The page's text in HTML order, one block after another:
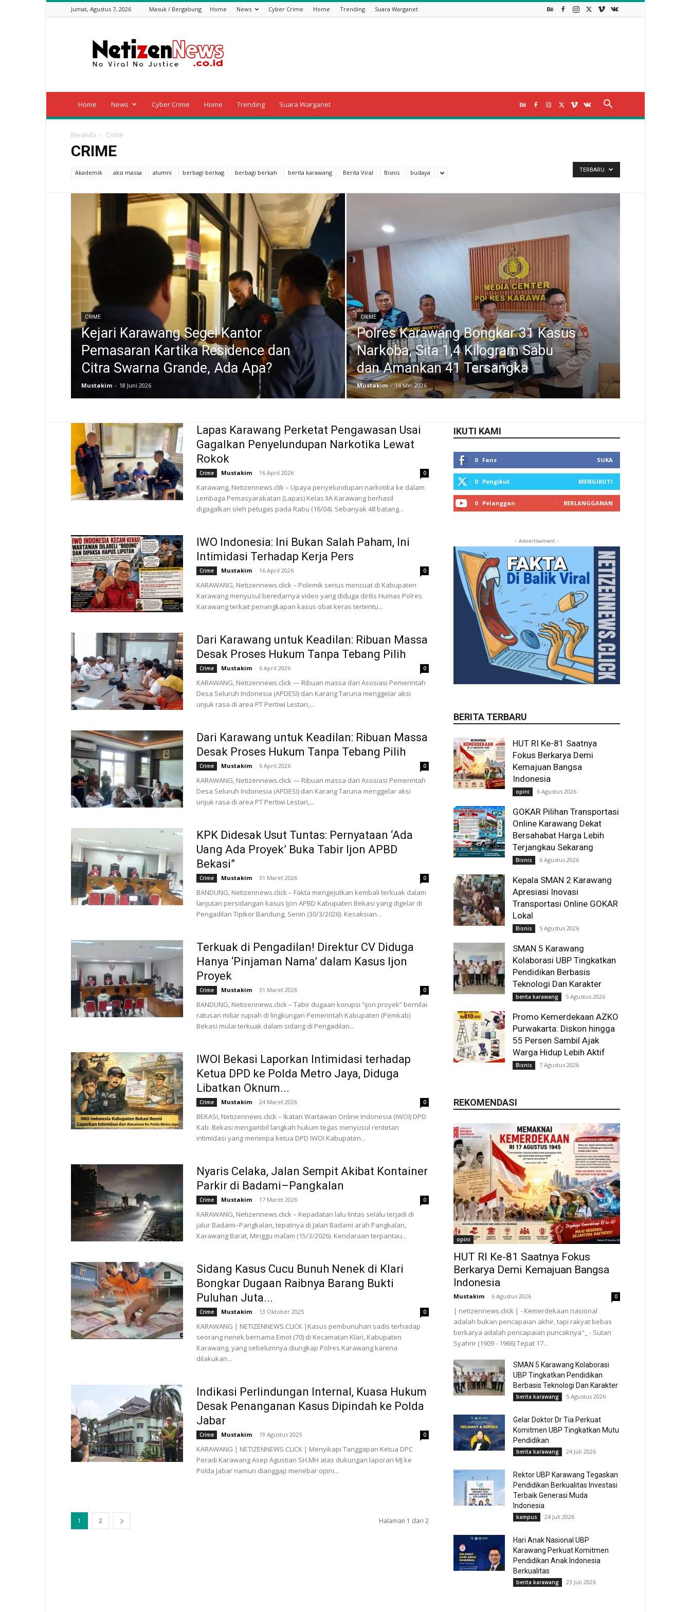
Jumat, Agustus 7, 2026 Masuk / Bergabung Home News Cyber Crime Home Trending Suara Warganet
News
Home News Cyber Crime Home Trending Suara Warganet
Beranda Crime
CRIME
Akademik aksi massa alumni berbagi berkag berbagi berkah berita karawang Berita Viral Bisnis budaya TERBARU
CRIME
Kejari Karawang Segel Kantor
Pemasaran Kartika Residence dan
Citra Swarna Grande, Ada Apa?
Mustakim - 18 Juni 2026
CRIME
Polres Karawang Bongkar 31 Kasus
Narkoba, Sita 1,4 Kilogram Sabu
dan Amankan 41 Tersangka
Mustakim - 14 Mei 2026
Lapas Karawang Perketat Pengawasan Usai
Gagalkan Penyelundupan Narkotika Lewat
Rokok
Crime Mustakim - 16 April 2026 0
Karawang, Netizennews.clik – Upaya penyelundupan narkotika ke dalam
Lembaga Pemasyarakatan (Lapas) Kelas IIA Karawang berhasil
digagalkan oleh petugas pada Rabu (16/04). Sebanyak 48 batang...
IWO Indonesia: Ini Bukan Salah Paham, Ini
Intimidasi Terhadap Kerja Pers
Crime Mustakim - 16 April 2026 0
KARAWANG, Netizennews.click – Polemik serius mencuat di Kabupaten
Karawang menyusul beredarnya video yang diduga dirilis Humas Polres
Karawang terkait penangkapan kasus obat keras tertentu...
Dari Karawang untuk Keadilan: Ribuan Massa
Desak Proses Hukum Tanpa Tebang Pilih
Crime Mustakim - 6 April 2026 0
KARAWANG, Netizennews.click — Ribuan massa dari Asosiasi Pemerintah
Desa Seluruh Indonesia (APDESI) dan Karang Taruna menggelar aksi
unjuk rasa di area PT Pertiwi Lestari,...
Dari Karawang untuk Keadilan: Ribuan Massa
Desak Proses Hukum Tanpa Tebang Pilih
Crime Mustakim - 6 April 2026 0
KARAWANG, Netizennews.click — Ribuan massa dari Asosiasi Pemerintah
Desa Seluruh Indonesia (APDESI) dan Karang Taruna menggelar aksi
unjuk rasa di area PT Pertiwi Lestari,...
KPK Didesak Usut Tuntas: Pernyataan ‘Ada
Uang Ada Proyek’ Buka Tabir Ijon APBD
Bekasi”
Crime Mustakim - 31 Maret 2026 0
BANDUNG, Netizennews.click – Fakta mengejutkan kembali terkuak dalam
lanjutan persidangan kasus Ijon APBD Kabupaten Bekasi yang digelar di
Pengadilan Tipikor Bandung, Senin (30/3/2026). Kesaksian...
Terkuak di Pengadilan! Direktur CV Diduga
Hanya ‘Pinjaman Nama’ dalam Kasus Ijon
Proyek
Crime Mustakim - 31 Maret 2026 0
BANDUNG, Netizennews.click – Tabir dugaan korupsi “ijon proyek” bernilai
ratusan miliar rupiah di lingkungan Pemerintah Kabupaten (Pemkab)
Bekasi mulai terkuak dalam sidang di Pengadilan...
IWOI Bekasi Laporkan Intimidasi terhadap
Ketua DPD ke Polda Metro Jaya, Diduga
Libatkan Oknum...
Crime Mustakim - 24 Maret 2026 0
BEKASI, Netizennews.click – Ikatan Wartawan Online Indonesia (IWOI) DPD
Kab. Bekasi mengambil langkah hukum tegas menyusul rentetan
intimidasi yang menimpa ketua DPD IWOI Kabupaten...
Nyaris Celaka, Jalan Sempit Akibat Kontainer
Parkir di Badami–Pangkalan
Crime Mustakim - 17 Maret 2026 0
KARAWANG, Netizennews.click – Kepadatan lalu lintas selalu terjadi di
jalur Badami–Pangkalan, tepatnya di Jalan Badami arah Pangkalan,
Karawang Barat, Minggu malam (15/3/2026). Kendaraan terpantau...
Sidang Kasus Cucu Bunuh Nenek di Klari
Bongkar Dugaan Raibnya Barang Bukti
Puluhan Juta...
Crime Mustakim - 13 Oktober 2025 0
KARAWANG | NETIZENNEWS.CLICK |Kasus pembunuhan sadis terhadap
seorang nenek bernama Emot (70) di Kecamatan Klari, Kabupaten
Karawang, yang sebelumnya diungkap Polres Karawang karena
dilakukan...
Indikasi Perlindungan Internal, Kuasa Hukum
Desak Penanganan Kasus Dipindah ke Polda
Jabar
Crime Mustakim - 19 Agustus 2025 0
KARAWANG | NETIZENNEWS.CLICK | Menyikapi Tanggapan Ketua DPC
Peradi Karawang Asep Agustian SH.MH atas dukungan laporan MJ ke
Polda Jabar namun dianggap menebar opini...
1 2 Halaman 1 dari 2
IKUTI KAMI
0 Fans SUKA
0 Pengikut MENGIKUTI
0 Pelanggan BERLANGGANAN
- Advertisement -
BERITA TERBARU
HUT RI Ke-81 Saatnya
Fokus Berkarya Demi
Kemajuan Bangsa
Indonesia
opini 6 Agustus 2026
GOKAR Pilihan Transportasi
Online Karawang Dekat
Bersahabat Harga Lebih
Terjangkau Sekarang
Bisnis 6 Agustus 2026
Kepala SMAN 2 Karawang
Apresiasi Inovasi
Transportasi Online GOKAR
Lokal
Bisnis 5 Agustus 2026
SMAN 5 Karawang
Kolaborasi UBP Tingkatkan
Pendidikan Berbasis
Teknologi Dan Karakter
berita karawang 5 Agustus 2026
Promo Kemerdekaan AZKO
Purwakarta: Diskon hingga
55 Persen Sambil Ajak
Warga Hidup Lebih Aktif
Bisnis 7 Agustus 2026
REKOMENDASI
opini
HUT RI Ke-81 Saatnya Fokus
Berkarya Demi Kemajuan Bangsa
Indonesia
Mustakim - 6 Agustus 2026 0
| netizennews.click | - Kemerdekaan nasional
adalah bukan pencapaian akhir, tapi rakyat bebas
berkarya adalah pencapaian puncaknya"_ - Sutan
Syahrir (1909 - 1966) Tepat 17...
SMAN 5 Karawang Kolaborasi
UBP Tingkatkan Pendidikan
Berbasis Teknologi Dan Karakter
berita karawang 5 Agustus 2026
Gelar Doktor Dr Tia Perkuat
Komitmen UBP Tingkatkan Mutu
Pendidikan
berita karawang 24 Juli 2026
Rektor UBP Karawang Tegaskan
Pendidikan Berkualitas Investasi
Terbaik Generasi Muda
Indonesia
kampus 24 Juli 2026
Hari Anak Nasional UBP
Karawang Perkuat Komitmen
Pendidikan Anak Indonesia
Berkualitas
berita karawang 23 Juli 2026